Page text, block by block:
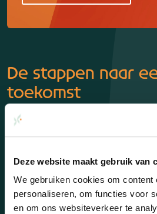
Deze website maakt gebruik van
We gebruiken cookies om content
personaliseren, om functies voor
en om ons websiteverkeer te
De stappen naar
toekomst